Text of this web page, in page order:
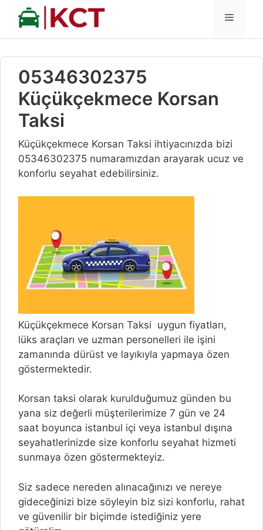
İçeriğe
MENÜ
05346302375
Küçükçekmece Korsan
Taksi
Küçükçekmece Korsan Taksi ihtiyacınızda bizi
05346302375 numaramızdan arayarak ucuz ve
konforlu seyahat edebilirsiniz.
Küçükçekmece Korsan Taksi uygun fiyatları,
lüks araçları ve uzman personelleri ile işini
zamanında dürüst ve layıkıyla yapmaya özen
göstermektedir.
Korsan taksi olarak kurulduğumuz günden bu
yana siz değerli müşterilerimize 7 gün ve 24
saat boyunca istanbul içi veya istanbul dışına
seyahatlerinizde size konforlu seyahat hizmeti
sunmaya özen göstermekteyiz.
Siz sadece nereden alınacağınızı ve nereye
gideceğinizi bize söyleyin biz sizi konforlu, rahat
ve güvenilir bir biçimde istediğiniz yere